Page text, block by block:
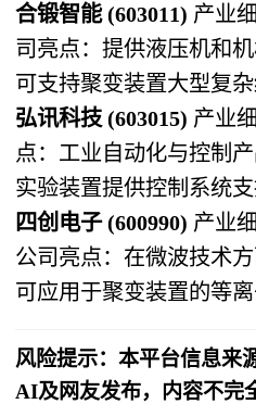
合锻智能 (603011)​ 产业
司亮点：提供液压机和
可支持聚变装置大型复
弘讯科技 (603015)​ 产业
点：工业自动化与控制
实验装置提供控制系统支
四创电子 (600990)​ 产业
公司亮点：在微波技术
可应用于聚变装置的等离
风险提示：本平台信息来
AI及网友发布，内容不完